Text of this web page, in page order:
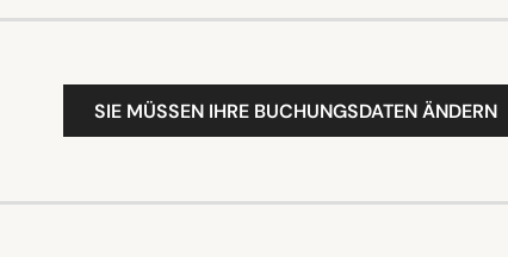
SIE MÜSSEN IHRE BUCHUNGSDATEN ÄNDERN